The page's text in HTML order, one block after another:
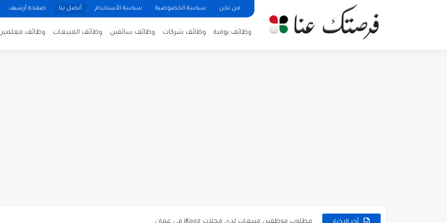
من نحن سياسة الخصوصية سياسة الأستخدام أتصل بنا صفحة أرشيف
وظائف يومية وظائف شركات وظائف سائقين وظائف المبيعات وظائف